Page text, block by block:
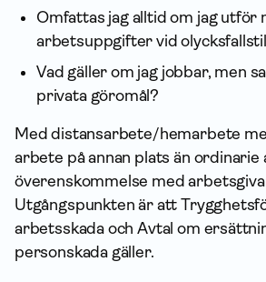
Omfattas jag alltid om jag utför
arbetsuppgifter vid
Vad gäller om jag jobbar, men
privata göromål?
Med distansarbete/hemarbete
arbete på annan plats än
överens­kommelse med
Utgångspunkten är att
arbetsskada och Avtal om
personskada gäller.